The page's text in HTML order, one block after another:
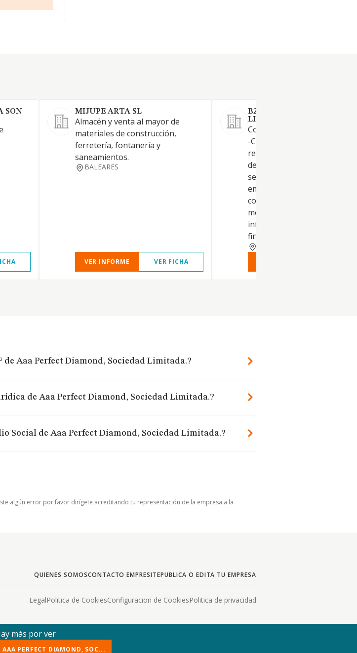
SON
MIJUPE ARTA SL
Almacén y venta al mayor de
materiales de construcción,
ferretería, fontanería y
saneamientos.
BALEARES
VER INFORME VER FICHA
B2B INVERTAX SOCIEDAD
LIMITADA
Constituye el objeto de la
-CNAE 7022-: a) Dirección,
regencia y explotación de
de cálculo. b) Prestación de
servicios propios de
empresas y empresarios,
como la asesoría contable,
mercantil, recursos
informática, económica y
financiera; y, entre.
de Aaa Perfect Diamond, Sociedad Limitada.?
de Aaa Perfect Diamond, Sociedad Limitada.?
Social de Aaa Perfect Diamond, Sociedad Limitada.?
algún error por favor dirígete acreditando tu representación de la empresa a la
QUIENES SOMOSCONTACTO EMPRESITEPUBLICA O EDITA TU EMPRESA
LegalPolitica de CookiesConfiguracion de CookiesPolitica de privacidad
más por ver
AAA PERFECT DIAMOND, SOC...